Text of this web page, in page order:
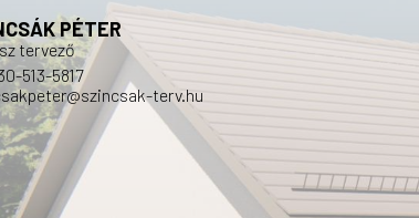
PÉTER
tervező
513-5817
terv.hu